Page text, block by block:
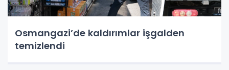
Osmangazi’de kaldırımlar işgalden
temizlendi